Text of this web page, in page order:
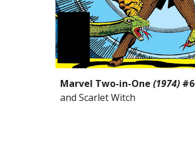
Marvel Two-in-One (1974)
and Scarlet Witch